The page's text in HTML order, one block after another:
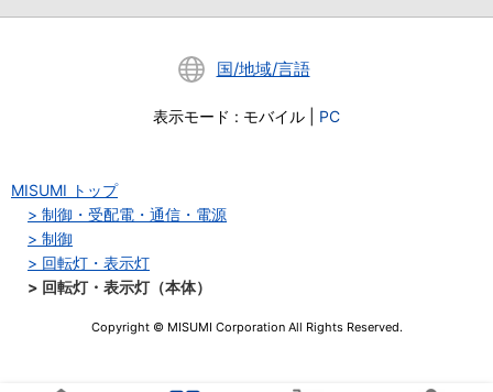
国/地域/言語
表示モード : モバイル PC
MISUMI トップ
制御・受配電・通信・電源
制御
回転灯・表示灯
回転灯・表示灯（本体）
Copyright © MISUMI Corporation All Rights Reserved.